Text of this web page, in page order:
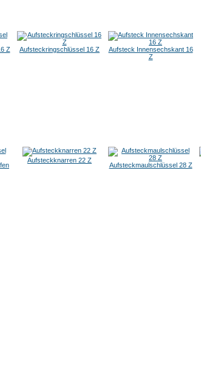
Z Aufsteckringschlüssel 16 Z
Aufsteck Innensechskant 16
Z
Aufsteckknarren 22 Z
Aufsteckmaulschlüssel 28 Z